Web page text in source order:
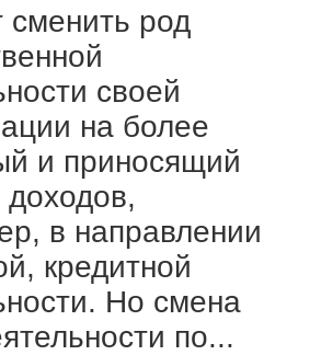
род
своей
на более
и приносящий
в направлении
кредитной
Но смена
по...